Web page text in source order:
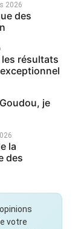
2026
des
résultats
je
la
des
votre